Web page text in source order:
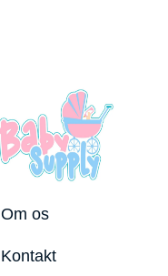
Om os
Kontakt
Bedste puslepude 2026